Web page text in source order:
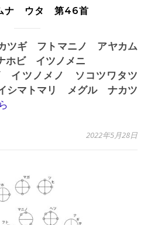
ナ ウタ 第46首
ホビ
イツノメニ
イツノメノ ソコツワタツ
シマトマリ メグル ナカツ
2022年5月28日